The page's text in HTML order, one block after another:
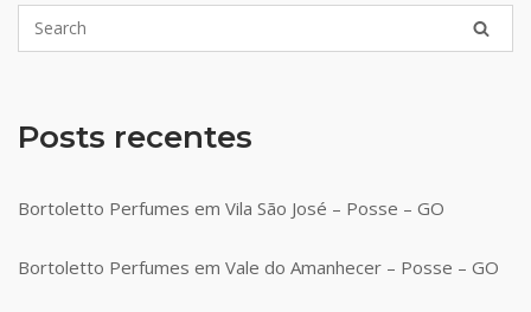
Posts recentes
Bortoletto Perfumes em Vila São José – Posse – GO
Bortoletto Perfumes em Vale do Amanhecer – Posse – GO